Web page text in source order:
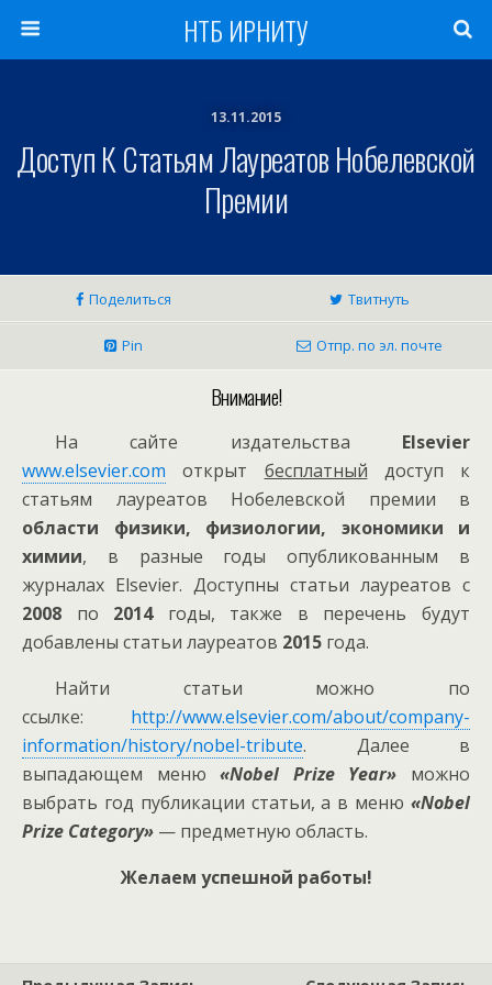
НТБ ИРНИТУ
13.11.2015
Доступ К Статьям Лауреатов Нобелевской
Премии
Поделиться Твитнуть
Pin Отпр. по эл. почте
Внимание!
На сайте издательства Elsevier
www.elsevier.com открыт бесплатный доступ к
статьям лауреатов Нобелевской премии в
области физики, физиологии, экономики и
химии, в разные годы опубликованным в
журналах Elsevier. Доступны статьи лауреатов с
2008 по 2014годы, также в перечень будут
добавлены статьи лауреатов 2015 года.
Найти статьи можно по
ссылке: http://www.elsevier.com/about/company-
information/history/nobel-tribute. Далее в
выпадающем меню«Nobel Prize Year» можно
выбрать год публикации статьи, а в меню «Nobel
Prize Category» — предметную область.
Желаем успешной работы!